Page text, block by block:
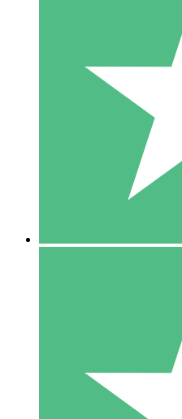
Paquetes de
Paga según el uso con
10